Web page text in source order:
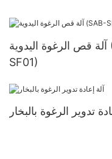
آلة قص الرغوة اليدوية (SAB-
SF01)
تدوير الرغوة بالبخار